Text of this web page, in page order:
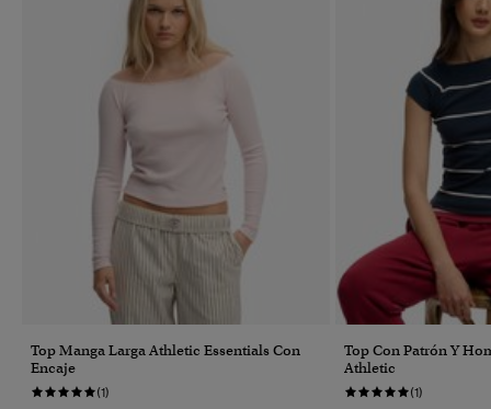
Top Manga Larga Athletic Essentials Con
Encaje
(1)
Top Con Patrón Y
Athletic
(1)